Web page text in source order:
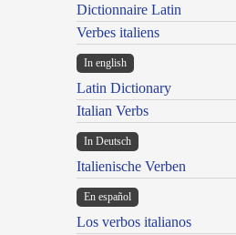
Dictionnaire Latin
Verbes italiens
In english
Latin Dictionary
Italian Verbs
In Deutsch
Italienische Verben
En español
Los verbos italianos